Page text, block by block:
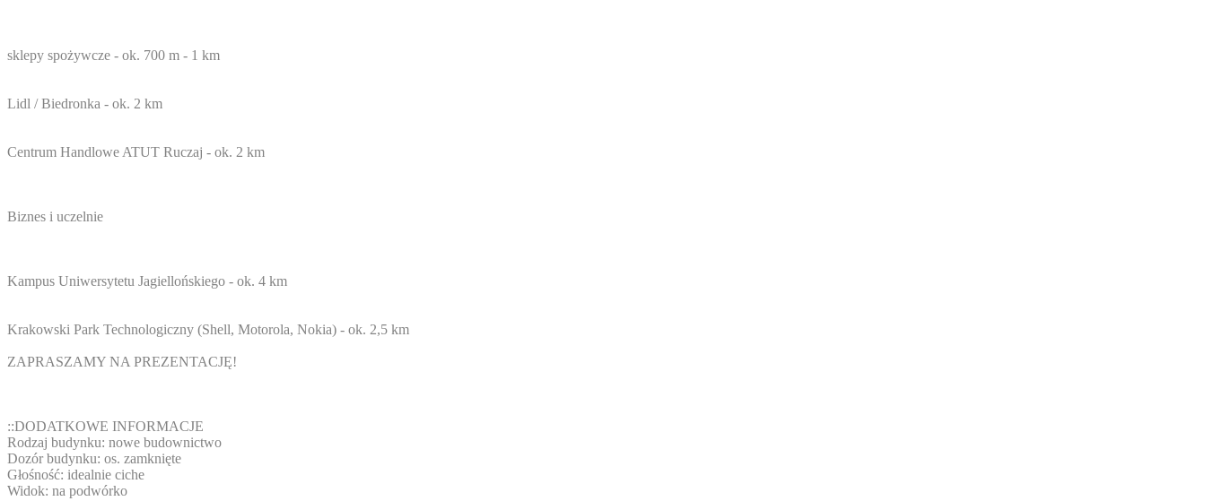
sklepy spożywcze - ok. 700 m - 1 km
Lidl / Biedronka - ok. 2 km
Centrum Handlowe ATUT Ruczaj - ok. 2 km
Biznes i uczelnie
Kampus Uniwersytetu Jagiellońskiego - ok. 4 km
Krakowski Park Technologiczny (Shell, Motorola, Nokia) - ok. 2,5 km
ZAPRASZAMY NA PREZENTACJĘ!
::DODATKOWE INFORMACJE
Rodzaj budynku: nowe budownictwo
Dozór budynku: os. zamknięte
Głośność: idealnie ciche
Widok: na podwórko